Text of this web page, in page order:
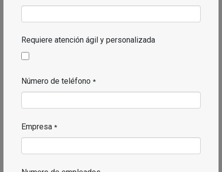
Requiere atención ágil y personalizada
Número de teléfono *
Empresa *